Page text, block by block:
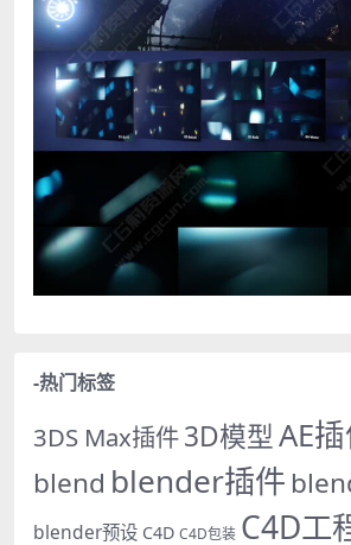
-热门标签
3DS Max插件3D模型AE
blend blender插件
blender预设 C4D C4D包装 C4D工